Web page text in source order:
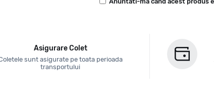
Asigurare Colet
sunt asigurate pe toata perioada
transportului